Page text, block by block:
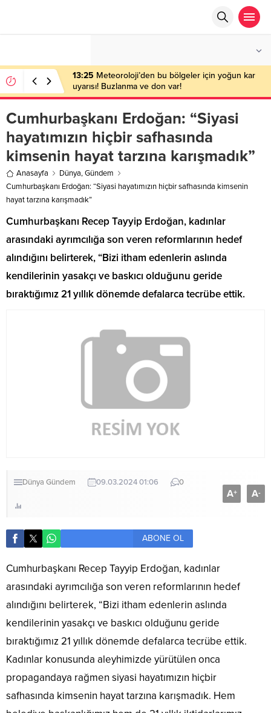
13:25 Meteoroloji’den bu bölgeler için yoğun kar
uyarısı! Buzlanma ve don var!
Cumhurbaşkanı Erdoğan: “Siyasi
hayatımızın hiçbir safhasında
kimsenin hayat tarzına karışmadık”
Anasayfa Dünya,Gündem
Cumhurbaşkanı Erdoğan: “Siyasi hayatımızın hiçbir safhasında kimsenin
hayat tarzına karışmadık”
Cumhurbaşkanı Recep Tayyip Erdoğan, kadınlar
arasındaki ayrımcılığa son veren reformlarının hedef
alındığını belirterek, “Bizi itham edenlerin aslında
kendilerinin yasakçı ve baskıcı olduğunu geride
bıraktığımız 21 yıllık dönemde defalarca tecrübe ettik.
Dünya Gündem 09.03.2024 01:06 0
A+ A-
ABONE OL
Cumhurbaşkanı Recep Tayyip Erdoğan, kadınlar
arasındaki ayrımcılığa son veren reformlarının hedef
alındığını belirterek, “Bizi itham edenlerin aslında
kendilerinin yasakçı ve baskıcı olduğunu geride
bıraktığımız 21 yıllık dönemde defalarca tecrübe ettik.
Kadınlar konusunda aleyhimizde yürütülen onca
propagandaya rağmen siyasi hayatımızın hiçbir
safhasında kimsenin hayat tarzına karışmadık. Hem